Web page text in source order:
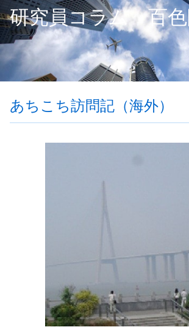
研究員コラム 百色
あちこち訪問記（海外）